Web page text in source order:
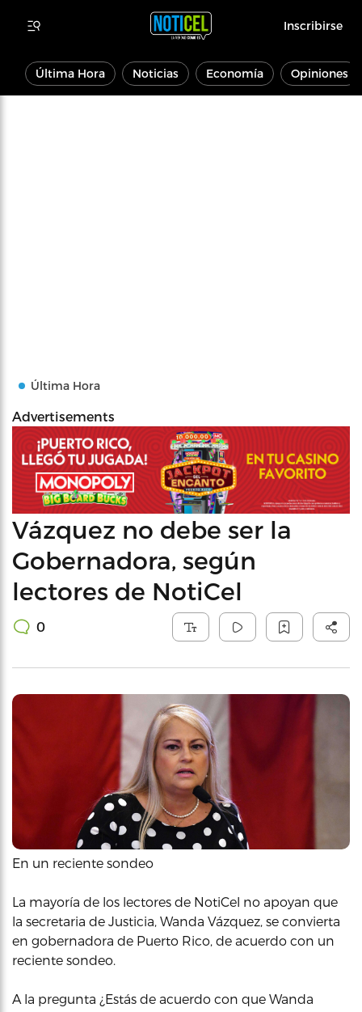
Inscribirse
Última Hora Noticias Economía Opiniones
Última Hora
Advertisements
Vázquez no debe ser la
Gobernadora, según
lectores de NotiCel
0
En un reciente sondeo
La mayoría de los lectores de NotiCel no apoyan que
la secretaria de Justicia, Wanda Vázquez, se convierta
en gobernadora de Puerto Rico, de acuerdo con un
reciente sondeo.
A la pregunta ¿Estás de acuerdo con que Wanda